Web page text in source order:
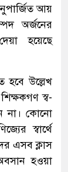
আয়
অর্জনের
হয়েছে
হবে উল্লেখ
স্ব-
না। কোনো
স্বার্থে
এসব ক্লাস
হওয়া